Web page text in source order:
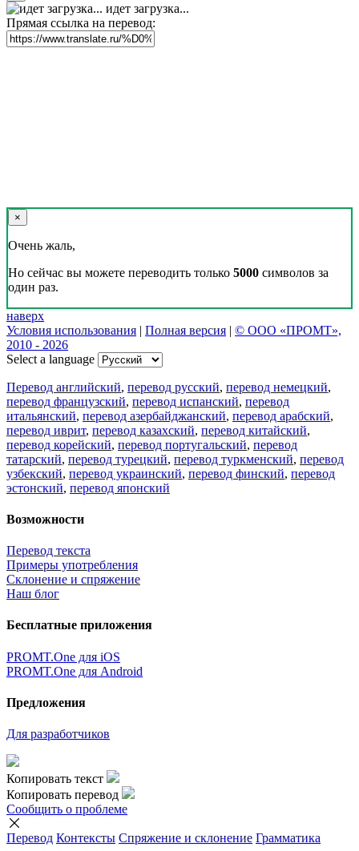
идет загрузка...
Прямая ссылка на перевод:
×
Очень жаль,
Но сейчас вы можете переводить только 5000 символов за
один раз.
наверх
Условия использования | Полная версия | © ООО «ПРОМТ»,
2010 - 2026
Select a language
Перевод английский, перевод русский, перевод немецкий,
перевод французский, перевод испанский, перевод
итальянский, перевод азербайджанский, перевод арабский,
перевод иврит, перевод казахский, перевод китайский,
перевод корейский, перевод португальский, перевод
татарский, перевод турецкий, перевод туркменский, перевод
узбекский, перевод украинский, перевод финский, перевод
эстонский, перевод японский
Возможности
Перевод текста
Примеры употребления
Склонение и спряжение
Наш блог
Бесплатные приложения
PROMT.One для iOS
PROMT.One для Android
Предложения
Для разработчиков
Копировать текст
Копировать перевод
Сообщить о проблеме
Перевод Контексты Спряжение и склонение Грамматика